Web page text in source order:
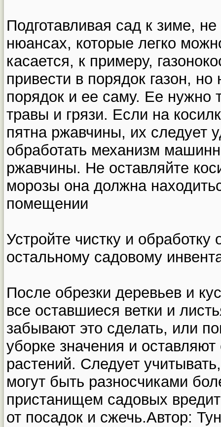
Подготавливая сад к зиме,
нюансах, которые легко
касается, к примеру,
привести в порядок газон, но
порядок и ее саму. Ее нужно
травы и грязи. Если на
пятна ржавчины, их следует
обработать механизм
ржавчины. Не оставляйте
морозы она должна
помещении
Устройте чистку и
остальному садовому
После обрезки деревьев и
все оставшиеся ветки и
забывают это сделать, или
уборке значения и
растений. Следует
могут быть разносчиками
пристанищем садовых
от посадок и сжечь.Автор: